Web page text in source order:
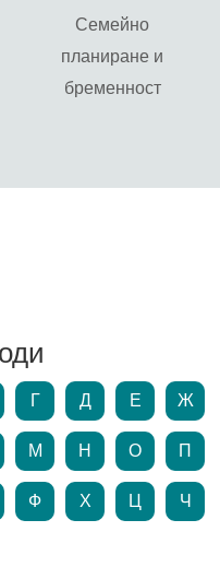
Семейно
планиране и
бременност
Г Д Е Ж
М Н О П
Ф Х Ц Ч